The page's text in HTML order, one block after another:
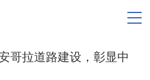
哥拉道路建设，彰显中